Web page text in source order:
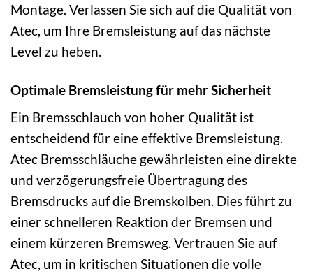
Montage. Verlassen Sie sich auf die Qualität von
Atec, um Ihre Bremsleistung auf das nächste
Level zu heben.
Optimale Bremsleistung für mehr Sicherheit
Ein Bremsschlauch von hoher Qualität ist
entscheidend für eine effektive Bremsleistung.
Atec Bremsschläuche gewährleisten eine direkte
und verzögerungsfreie Übertragung des
Bremsdrucks auf die Bremskolben. Dies führt zu
einer schnelleren Reaktion der Bremsen und
einem kürzeren Bremsweg. Vertrauen Sie auf
Atec, um in kritischen Situationen die volle